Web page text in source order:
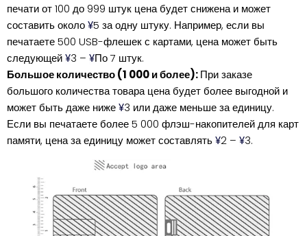
печати от 100 до 999 штук цена будет снижена и может
составить около ¥5 за одну штуку. Например, если вы
печатаете 500 USB-флешек с картами, цена может быть
следующей ¥3 – ¥По 7 штук.
Большое количество (1 000 и более):При заказе
большого количества товара цена будет более выгодной и
может быть даже ниже ¥3 или даже меньше за единицу.
Если вы печатаете более 5 000 флэш-накопителей для карт
памяти, цена за единицу может составлять ¥2 – ¥3.